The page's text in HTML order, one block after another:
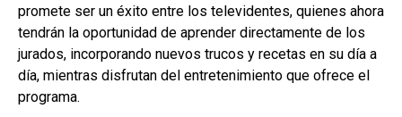
promete ser un éxito entre los televidentes, quienes ahora
tendrán la oportunidad de aprender directamente de los
jurados, incorporando nuevos trucos y recetas en su día a
día, mientras disfrutan del entretenimiento que ofrece el
programa.